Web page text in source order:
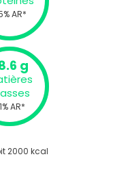
AR*
g
AR*
2000 kcal